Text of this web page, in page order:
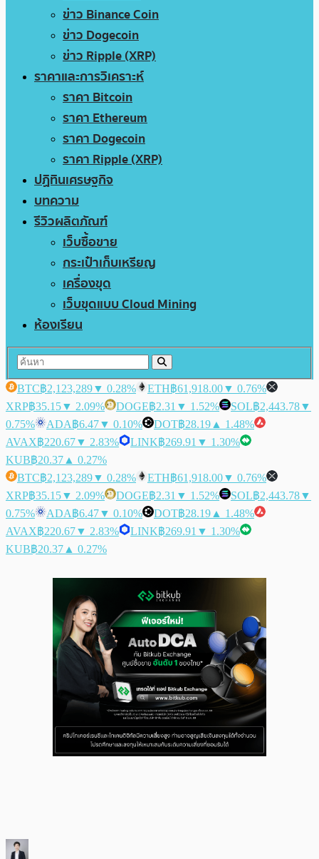
ข่าว Binance Coin
ข่าว Dogecoin
ข่าว Ripple (XRP)
ราคาและการวิเคราะห์
ราคา Bitcoin
ราคา Ethereum
ราคา Dogecoin
ราคา Ripple (XRP)
ปฏิทินเศรษฐกิจ
บทความ
รีวิวผลิตภัณฑ์
เว็บซื้อขาย
กระเป๋าเก็บเหรียญ
เครื่องขุด
เว็บขุดแบบ Cloud Mining
ห้องเรียน
BTC฿2,123,289▼ 0.28% ETH฿61,918.00▼ 0.76%
XRP฿35.15▼ 2.09% DOGE฿2.31 ▼ 1.52% SOL฿2,443.78▼
0.75%
ADA฿6.47▼ 0.10% DOT฿28.19 ▲ 1.48%
AVAX฿220.67▼ 2.83% LINK฿269.91 ▼ 1.30%
KUB฿20.37 ▲ 0.27%
BTC฿2,123,289▼ 0.28% ETH฿61,918.00▼ 0.76%
XRP฿35.15▼ 2.09% DOGE฿2.31 ▼ 1.52% SOL฿2,443.78▼
0.75%
ADA฿6.47▼ 0.10% DOT฿28.19 ▲ 1.48%
AVAX฿220.67▼ 2.83% LINK฿269.91 ▼ 1.30%
KUB฿20.37 ▲ 0.27%